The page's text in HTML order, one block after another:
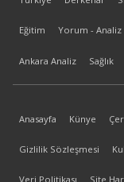
Eğitim Yorum - Analiz
Ankara Analiz Sağlık
Anasayfa Künye
Gizlilik Sözleşmesi
Veri Politikası Site